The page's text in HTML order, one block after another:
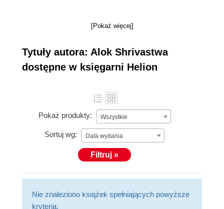
[Pokaż więcej]
Tytuły autora: Alok Shrivastwa
dostępne w księgarni Helion
Pokaż produkty: Wszystkie
Sortuj wg: Data wydania
Filtruj »
Nie znaleziono książek spełniających powyższe
kryteria.